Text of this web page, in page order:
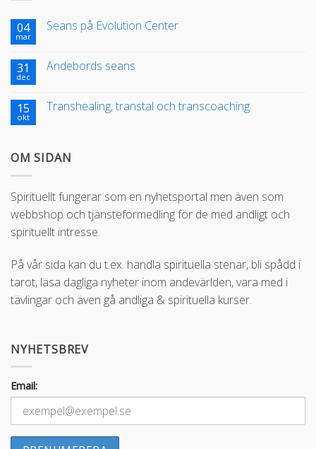
04
mar
Seans på Evolution Center
31
dec
Andebords seans
15
okt
Transhealing, transtal och transcoaching
OM SIDAN
Spirituellt fungerar som en nyhetsportal men även som
webbshop och tjänsteförmedling för de med andligt och
spirituellt intresse.
På vår sida kan du t.ex. handla spirituella stenar, bli spådd i
tarot, läsa dagliga nyheter inom andevärlden, vara med i
tävlingar och även gå andliga & spirituella kurser.
NYHETSBREV
Email: